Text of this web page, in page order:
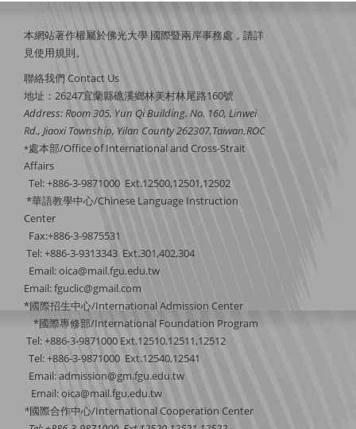
本網站著作權屬於佛光大學 國際暨兩岸事務處，請詳
見使用規則。
聯絡我們 Contact Us
地址：26247宜蘭縣礁溪鄉林美村林尾路160號
Address: Room 305, Yun Qi Building. No. 160, Linwei
Rd., Jiaoxi Township, Yilan County 262307,Taiwan,ROC
*處本部/Office of International and Cross-Strait
Affairs
Tel: +886-3-9871000 Ext.12500,12501,12502
*華語教學中心/Chinese Language Instruction
Center
Fax:+886-3-9875531
Tel: +886-3-9313343 Ext.301,402,304
Email:oica@mail.fgu.edu.tw
Email: fguclic@gmail.com
*國際招生中心/International Admission Center
*國際專修部/International Foundation Program
Tel: +886-3-9871000 Ext.12510,12511,12512
Tel: +886-3-9871000 Ext.12540,12541
Email: admission@gm.fgu.edu.tw
Email:oica@mail.fgu.edu.tw
*國際合作中心/International Cooperation Center